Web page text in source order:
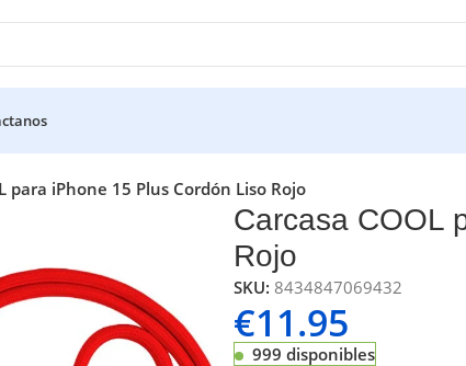
para iPhone 15 Plus Cordón Liso Rojo
Carcasa COOL
Rojo
SKU: 8434847069432
€11.95
999 disponibles